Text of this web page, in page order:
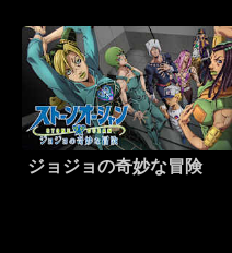
ジョジョの奇妙な冒険